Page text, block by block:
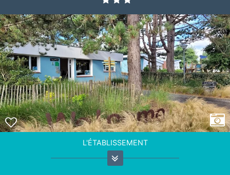
L'ÉTABLISSEMENT